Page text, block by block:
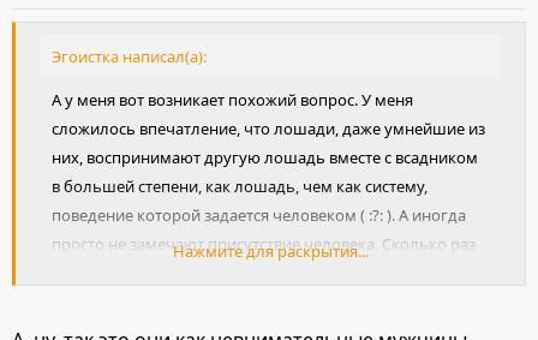
Эгоистка написал(а):
А у меня вот возникает похожий вопрос. У меня
сложилось впечатление, что лошади, даже умнейшие из
них, воспринимают другую лошадь вместе с всадником
в большей степени, как лошадь, чем как систему,
поведение которой задается человеком ( :?: ). А иногда
просто не замечают присутствие человека. Сколько раз
Нажмите для раскрытия...